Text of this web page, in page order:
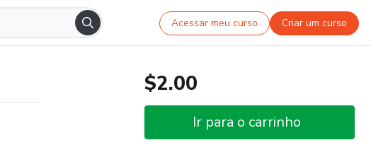
Acessar meu curso Criar um curso
$2.00
Ir para o carrinho